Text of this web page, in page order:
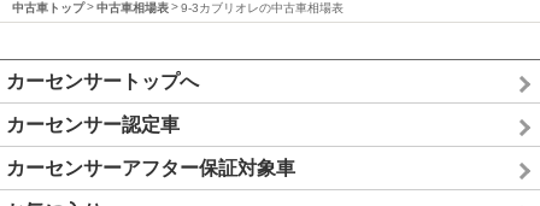
中古車トップ 中古車相場表 9-3カブリオレの中古車相場表
カーセンサートップへ
カーセンサー認定車
カーセンサーアフター保証対象車